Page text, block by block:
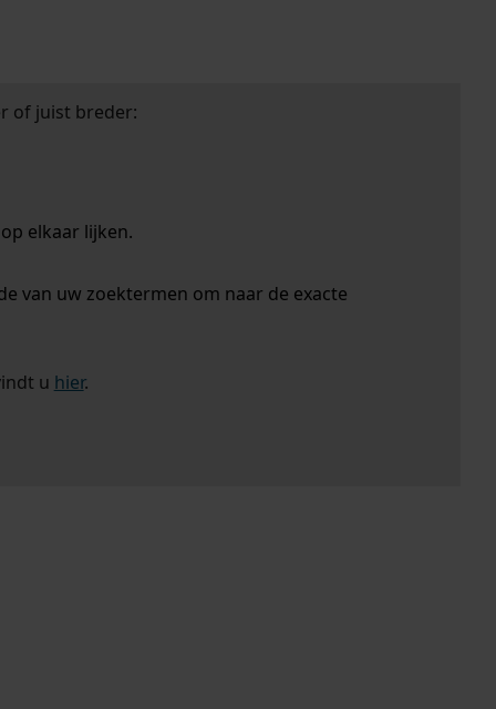
of juist breder:
elkaar lijken.
van uw zoektermen om naar de exacte
u hier.